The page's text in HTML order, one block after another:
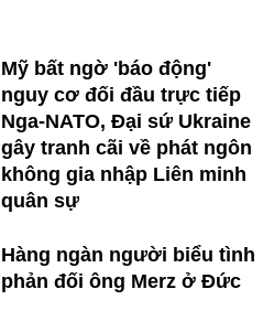
Mỹ bất ngờ 'báo động'
nguy cơ đối đầu trực tiếp
Nga-NATO, Đại sứ Ukraine
gây tranh cãi về phát ngôn
không gia nhập Liên minh
quân sự
Hàng ngàn người biểu tình
phản đối ông Merz ở Đức